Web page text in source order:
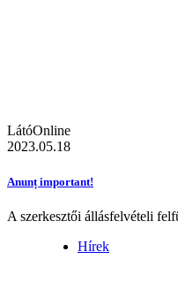
LátóOnline
2023.05.18
Anunț important!
A szerkesztői állásfelvételi
Hírek